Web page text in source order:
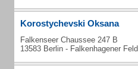
Korostychevski Oksana
Falkenseer Chaussee 247 B
13583 Berlin - Falkenhagener Feld